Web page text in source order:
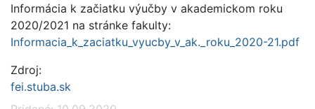
Informácia k začiatku výučby v akademickom roku
2020/2021 na stránke fakulty:
Informacia_k_zaciatku_vyucby_v_ak._roku_2020-21.pdf
Zdroj:
fei.stuba.sk